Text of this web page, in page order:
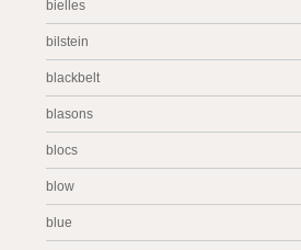
bielles
bilstein
blackbelt
blasons
blocs
blow
blue